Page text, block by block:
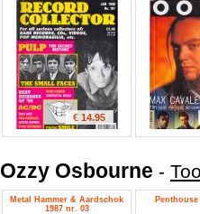
€ 14.95
Ozzy Osbourne -
Metal Hammer & Aardschok
1987 nr. 03